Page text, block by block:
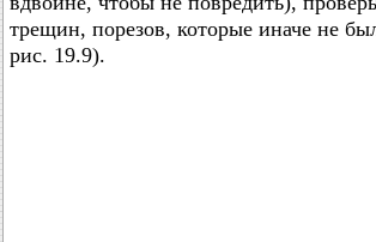
трещин, порезов, которые иначе не
рис. 19.9).